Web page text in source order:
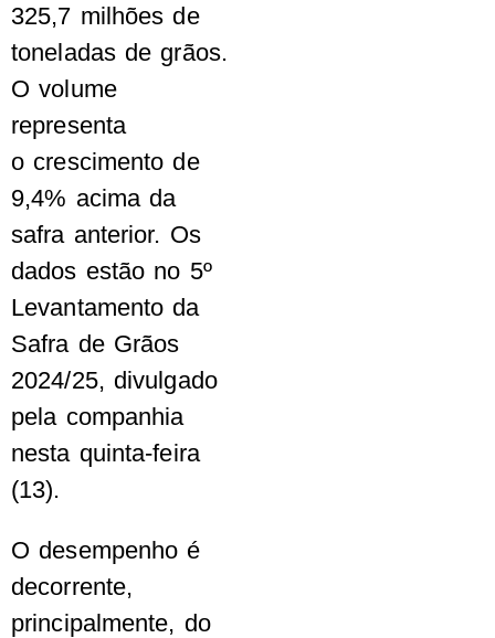
325,7 milhões de
toneladas de grãos.
O volume
representa
o crescimento de
9,4% acima da
safra anterior. Os
dados estão no 5º
Levantamento da
Safra de Grãos
2024/25, divulgado
pela companhia
nesta quinta-feira
(13).
O desempenho é
decorrente,
principalmente, do